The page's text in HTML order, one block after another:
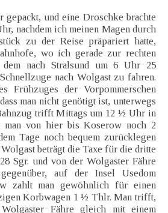
und eine Droschke brachte
nachdem ich meinen Magen durch
zu der Reise präpariert hatte,
wo ich gerade zur rechten
nach Stralsund um 6 Uhr 25
nach Wolgast zu fahren.
Frühzuges der Vorpommerschen
man nicht genötigt ist, unterwegs
trifft Mittags um 12 ½ Uhr in
man von hier bis Koserow noch 2
Tage noch bequem zurücklegen
beträgt die Taxe für die dritte
Sgr. und von der Wolgaster Fähre
auf der Insel Usedom
zahlt man gewöhnlich für einen
Korbwagen 1 ½ Thlr. Man trifft,
Fähre gleich mit einem